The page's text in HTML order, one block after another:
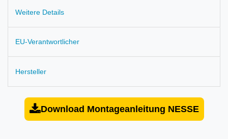
Weitere Details
EU-Verantwortlicher
Hersteller
Download Montageanleitung NESSE